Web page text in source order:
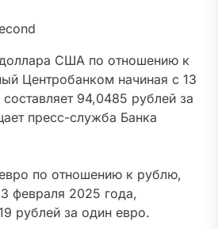
США по отношению к
Центробанком начиная с 13
94,0485 рублей за
пресс-служба Банка
по отношению к рублю,
февраля 2025 года,
рублей за один евро.